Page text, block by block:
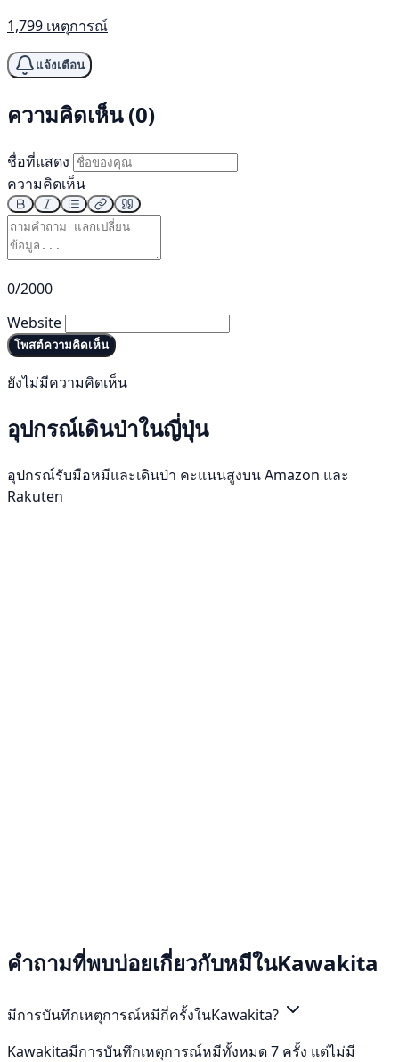
1,799 เหตุการณ์
แจ้งเตือน
ความคิดเห็น (0)
ชื่อที่แสดง
ความคิดเห็น
0/2000
Website
โพสต์ความคิดเห็น
ยังไม่มีความคิดเห็น
อุปกรณ์เดินป่าในญี่ปุ่น
อุปกรณ์รับมือหมีและเดินป่า คะแนนสูงบน Amazon และ
Rakuten
คำถามที่พบบ่อยเกี่ยวกับหมีในKawakita
มีการบันทึกเหตุการณ์หมีกี่ครั้งในKawakita?
Kawakitaมีการบันทึกเหตุการณ์หมีทั้งหมด 7 ครั้ง แต่ไม่มี